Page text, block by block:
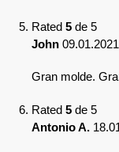
Rated 5 de 5
John 09.01.2021
Gran molde.
Rated 5 de 5
Antonio A.